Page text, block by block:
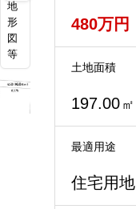
地
形
図
等
480万円
土地面積
197.00 ㎡
最適用途
住宅用地